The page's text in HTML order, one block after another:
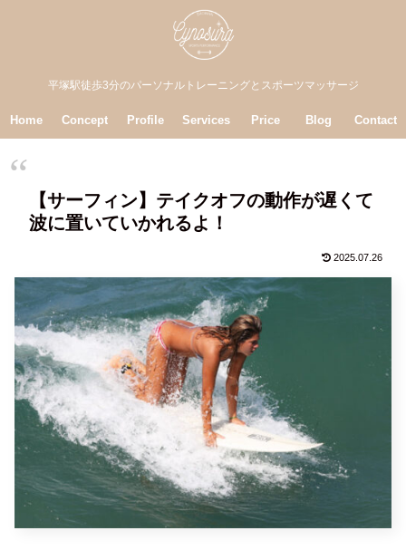
平塚駅徒歩3分のパーソナルトレーニングとスポーツマッサージ
Home Concept Profile Services Price Blog Contact
【サーフィン】テイクオフの動作が遅くて
波に置いていかれるよ！
2025.07.26